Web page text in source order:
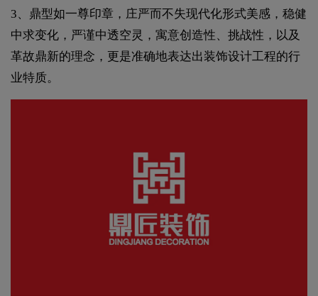
3、鼎型如一尊印章，庄严而不失现代化形式美感，稳健
中求变化，严谨中透空灵，寓意创造性、挑战性，以及
革故鼎新的理念，更是准确地表达出装饰设计工程的行
业特质。